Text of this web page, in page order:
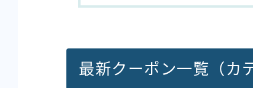
最新クーポン一覧（カ